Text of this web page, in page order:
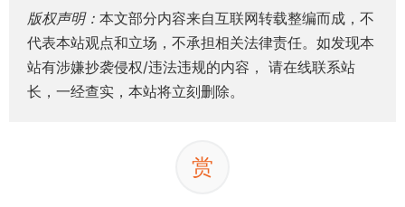
版权声明： 本文部分内容来自互联网转载整编而成，不
代表本站观点和立场，不承担相关法律责任。如发现本
站有涉嫌抄袭侵权/违法违规的内容， 请在线联系站
长，一经查实，本站将立刻删除。
赏